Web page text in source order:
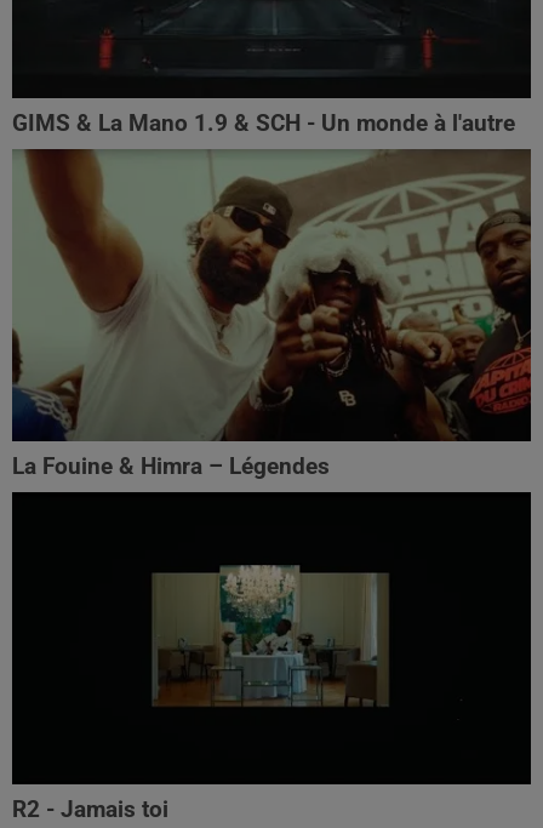
GIMS & La Mano 1.9 & SCH - Un monde à l'autre
La Fouine & Himra – Légendes
R2 - Jamais toi